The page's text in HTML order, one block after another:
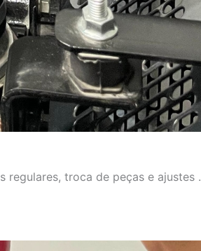
regulares, troca de peças e ajustes .